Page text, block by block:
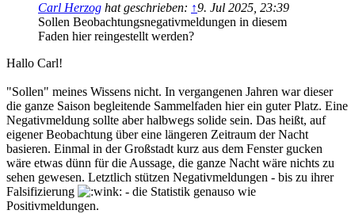
Carl Herzog hat geschrieben: ↑9. Jul 2025, 23:39
Sollen Beobachtungsnegativmeldungen in diesem
Faden hier reingestellt werden?
Hallo Carl!
"Sollen" meines Wissens nicht. In vergangenen Jahren war dieser
die ganze Saison begleitende Sammelfaden hier ein guter Platz. Eine
Negativmeldung sollte aber halbwegs solide sein. Das heißt, auf
eigener Beobachtung über eine längeren Zeitraum der Nacht
basieren. Einmal in der Großstadt kurz aus dem Fenster gucken
wäre etwas dünn für die Aussage, die ganze Nacht wäre nichts zu
sehen gewesen. Letztlich stützen Negativmeldungen - bis zu ihrer
Falsifizierung
- die Statistik genauso wie
Positivmeldungen.